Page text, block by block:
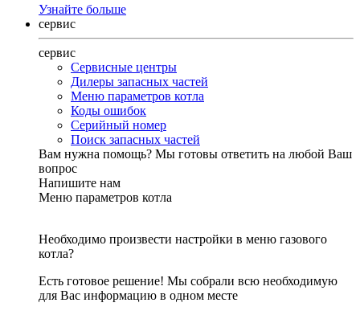
Узнайте больше
сервис
сервис
Сервисные центры
Дилеры запасных частей
Меню параметров котла
Коды ошибок
Серийный номер
Поиск запасных частей
Вам нужна помощь? Мы готовы ответить на любой Ваш
вопрос
Напишите нам
Меню параметров котла
Необходимо произвести настройки в меню газового
котла?
Есть готовое решение! Мы собрали всю необходимую
для Вас информацию в одном месте